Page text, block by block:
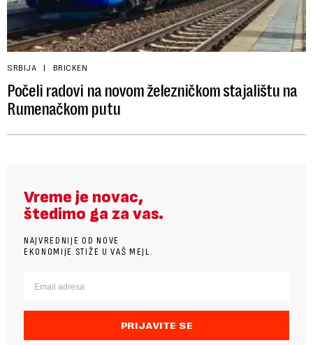
SRBIJA BRICKEN
Počeli radovi na novom železničkom stajalištu na
Rumenačkom putu
Vreme je novac,
štedimo ga za vas.
NAJVREDNIJE OD NOVE
EKONOMIJE STIŽE U VAŠ MEJL.
PRIJAVITE SE